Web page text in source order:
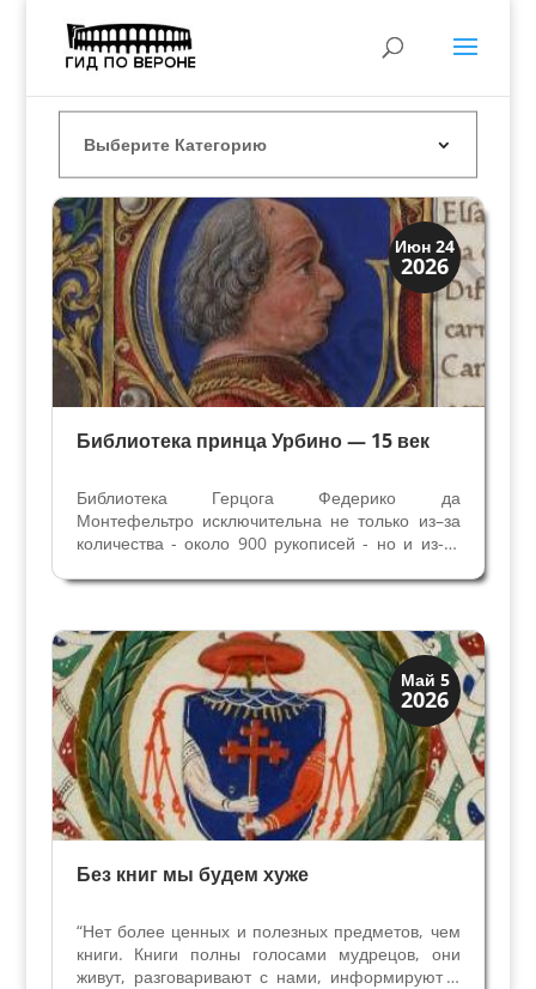
Июн 24
2026
Искусство
Коллекции знати
Библиотека принца Урбино — 15 век
Библиотека Герцога Федерико да
Монтефельтро исключительна не только из–за
количества - около 900 рукописей - но и из-за
выполненными самыми известными
Герцогов Урбино - замечательный пример...
Май 5
2026
Искусство
Коллекции знати
Без книг мы будем хуже
“Нет более ценных и полезных предметов, чем
книги. Книги полны голосами мудрецов, они
живут, разговаривают с нами, информируют и